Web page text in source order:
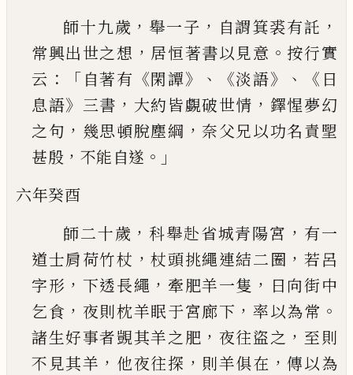
師十九歲 ， 舉一子 ， 自謂箕裘有託 ，
常興出世之想 ， 居恒著書以見意 。 按行實
云 ：「 自著有 《閑譚》、《淡語》、《 日
息語》 三書 ， 大約皆覷破世情 ， 鐸惺夢幻
之句 ， 幾思頓脫塵綱 ，奈父兄以功名責朢
甚殷 ， 不能自遂 。」
六年癸酉
師二十歲 ， 科舉赴省城青陽宮 ， 有一
道士肩荷竹杖 ，杖頭挑繩連結二圈 ， 若呂
字形 ， 下透長繩 ， 牽肥羊一隻 ， 日向街中
乞食 ， 夜則枕羊眠于宮廊下 ，率以為常 。
諸生好事者覬其羊之肥 ， 夜往盜之 ， 至則
不見其羊 ， 他夜往探 ， 則羊俱在 ，傳以為